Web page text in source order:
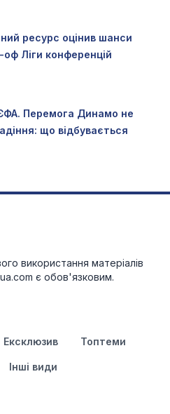
ресурс оцінив шанси
Ліги конференцій
Перемога Динамо не
що відбувається
використання матеріалів
є обов'язковим.
Ексклюзив Топтеми
Інші види